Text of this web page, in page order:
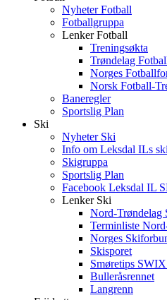
Nyheter Fotball
Fotballgruppa
Lenker Fotball
Treningsøkta
Trøndelag
Norges
Norsk Fotball-
Baneregler
Sportslig Plan
Ski
Nyheter Ski
Info om Leksdal ILs
Skigruppa
Sportslig Plan
Facebook Leksdal IL
Lenker Ski
Nord-Trøndelag
Terminliste
Norges
Skisporet
Smøretips
Bulleråsrennet
Langrenn